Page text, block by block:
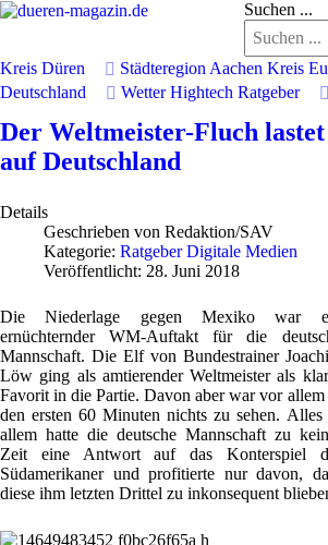
Suchen ...
Kreis Düren Städteregion Aachen Kreis
Deutschland
Wetter Hightech Ratgeber
Der Weltmeister-Fluch lastet
auf Deutschland
Details
Geschrieben von Redaktion/SAV
Kategorie: Ratgeber Digitale Medien
Veröffentlicht: 28. Juni 2018
Die Niederlage gegen Mexiko war
ernüchternder WM-Auftakt für die
Mannschaft. Die Elf von Bundestrainer
Löw ging als amtierender Weltmeister als
Favorit in die Partie. Davon aber war vor allem
den ersten 60 Minuten nichts zu sehen. Alles
allem hatte die deutsche Mannschaft zu
Zeit eine Antwort auf das Konterspiel
Südamerikaner und profitierte nur davon,
diese ihm letzten Drittel zu inkonsequent